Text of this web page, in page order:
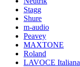
Stagg
Shure
m-audio
Peavey
MAXTONE
Roland
LAVOCE Italiana